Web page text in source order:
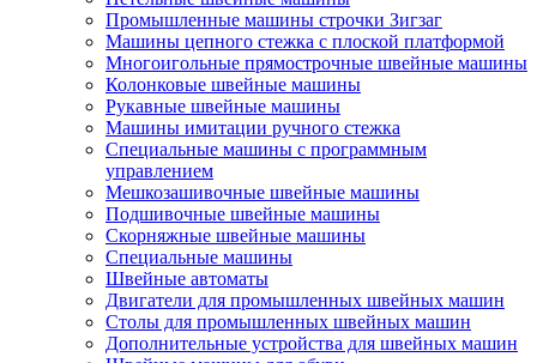
Промышленные машины строчки Зигзаг
Машины цепного стежка с плоской платформой
Многоигольные прямострочные швейные машины
Колонковые швейные машины
Рукавные швейные машины
Машины имитации ручного стежка
Специальные машины с программным
управлением
Мешкозашивочные швейные машины
Подшивочные швейные машины
Скорняжные швейные машины
Специальные машины
Швейные автоматы
Двигатели для промышленных швейных машин
Столы для промышленных швейных машин
Дополнительные устройства для швейных машин